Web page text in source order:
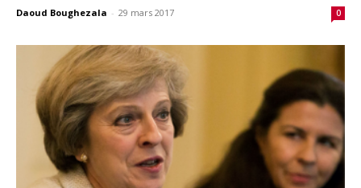
Daoud Boughezala - 29 mars 2017 0